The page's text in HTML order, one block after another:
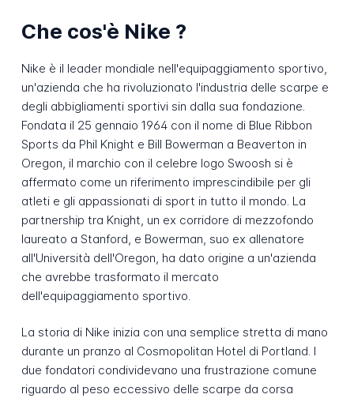
Che cos'è Nike ?
Nike è il leader mondiale nell'equipaggiamento sportivo,
un'azienda che ha rivoluzionato l'industria delle scarpe e
degli abbigliamenti sportivi sin dalla sua fondazione.
Fondata il 25 gennaio 1964 con il nome di Blue Ribbon
Sports da Phil Knight e Bill Bowerman a Beaverton in
Oregon, il marchio con il celebre logo Swoosh si è
affermato come un riferimento imprescindibile per gli
atleti e gli appassionati di sport in tutto il mondo. La
partnership tra Knight, un ex corridore di mezzofondo
laureato a Stanford, e Bowerman, suo ex allenatore
all'Università dell'Oregon, ha dato origine a un'azienda
che avrebbe trasformato il mercato
dell'equipaggiamento sportivo.
La storia di Nike inizia con una semplice stretta di mano
durante un pranzo al Cosmopolitan Hotel di Portland. I
due fondatori condividevano una frustrazione comune
riguardo al peso eccessivo delle scarpe da corsa